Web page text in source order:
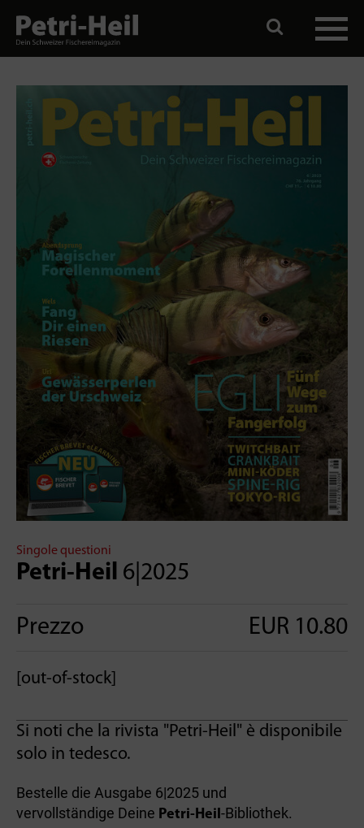
Singole questioni
Petri-Heil 6|2025
Prezzo EUR 10.80
[out-of-stock]
Si noti che la rivista "Petri-Heil" è disponibile
solo in tedesco.
Bestelle die Ausgabe 6|2025 und
vervollständige Deine Petri-Heil-Bibliothek.